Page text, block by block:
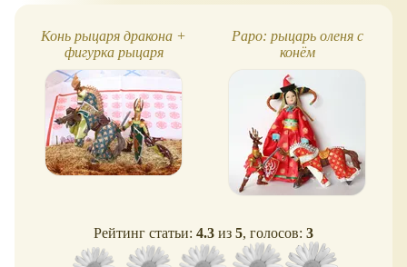
Конь рыцаря дракона +
фигурка рыцаря
Papo: рыцарь оленя с
конём
Рейтинг статьи: 4.3 из 5, голосов: 3